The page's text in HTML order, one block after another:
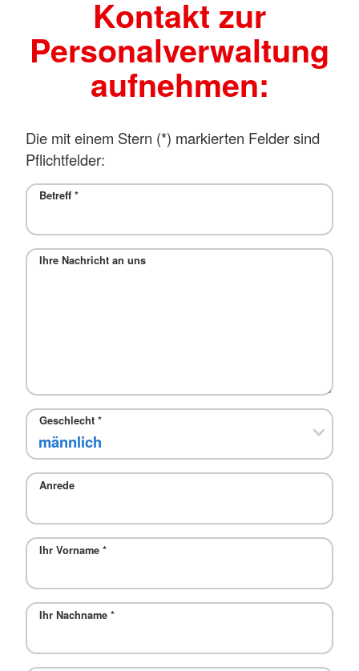
Kontakt zur
Personalverwaltung
aufnehmen:
Die mit einem Stern (*) markierten Felder sind
Pflichtfelder:
Betreff *
Ihre Nachricht an uns
Geschlecht *
Anrede
Ihr Vorname *
Ihr Nachname *